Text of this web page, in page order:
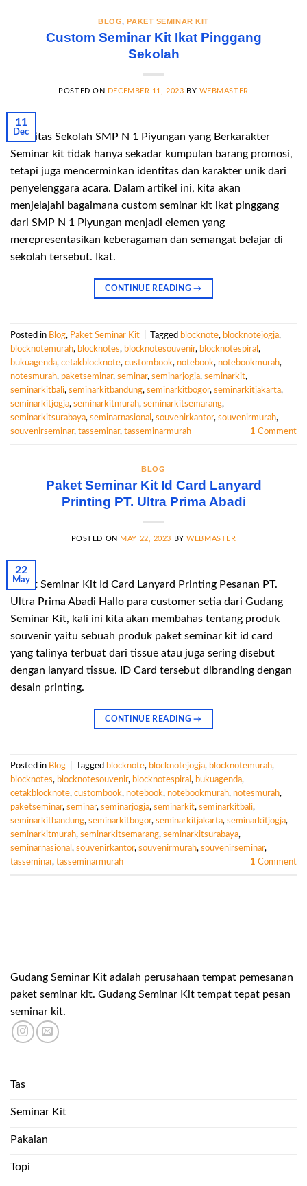
BLOG, PAKET SEMINAR KIT
Custom Seminar Kit Ikat Pinggang
Sekolah
POSTED ON DECEMBER 11, 2023 BY WEBMASTER
11
Dec
Identitas Sekolah SMP N 1 Piyungan yang Berkarakter
Seminar kit tidak hanya sekadar kumpulan barang promosi,
tetapi juga mencerminkan identitas dan karakter unik dari
penyelenggara acara. Dalam artikel ini, kita akan
menjelajahi bagaimana custom seminar kit ikat pinggang
dari SMP N 1 Piyungan menjadi elemen yang
merepresentasikan keberagaman dan semangat belajar di
sekolah tersebut. Ikat.
CONTINUE READING→
Posted in Blog, Paket Seminar Kit Tagged blocknote, blocknotejogja,
blocknotemurah, blocknotes, blocknotesouvenir, blocknotespiral ,
bukuagenda, cetakblocknote, custombook, notebook, notebookmurah,
notesmurah, paketseminar, seminar, seminarjogja, seminarkit,
seminarkitbali, seminarkitbandung, seminarkitbogor, seminarkitjakarta,
seminarkitjogja, seminarkitmurah, seminarkitsemarang,
seminarkitsurabaya, seminarnasional , souvenirkantor, souvenirmurah,
souvenirseminar, tasseminar, tasseminarmurah 1 Comment
BLOG
Paket Seminar Kit Id Card Lanyard
Printing PT. Ultra Prima Abadi
POSTED ON MAY 22, 2023 BYWEBMASTER
22
May
Paket Seminar Kit Id Card Lanyard Printing Pesanan PT.
Ultra Prima Abadi Hallo para customer setia dari Gudang
Seminar Kit, kali ini kita akan membahas tentang produk
souvenir yaitu sebuah produk paket seminar kit id card
yang talinya terbuat dari tissue atau juga sering disebut
dengan lanyard tissue. ID Card tersebut dibranding dengan
desain printing.
CONTINUE READING→
Posted in Blog Tagged blocknote, blocknotejogja, blocknotemurah,
blocknotes, blocknotesouvenir, blocknotespiral , bukuagenda,
cetakblocknote, custombook, notebook, notebookmurah, notesmurah,
paketseminar, seminar, seminarjogja, seminarkit, seminarkitbali,
seminarkitbandung, seminarkitbogor, seminarkitjakarta, seminarkitjogja,
seminarkitmurah, seminarkitsemarang, seminarkitsurabaya,
seminarnasional , souvenirkantor, souvenirmurah, souvenirseminar,
tasseminar, tasseminarmurah 1 Comment
Gudang Seminar Kit adalah perusahaan tempat pemesanan
paket seminar kit. Gudang Seminar Kit tempat tepat pesan
seminar kit.
Tas
Seminar Kit
Pakaian
Topi